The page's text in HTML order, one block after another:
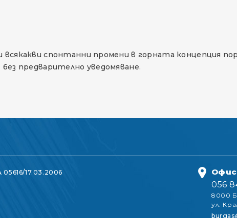
спонтанни промени в горната концепция
предварително уведомяване.
05616/17.03.2006
Офис
056
8000
ул.